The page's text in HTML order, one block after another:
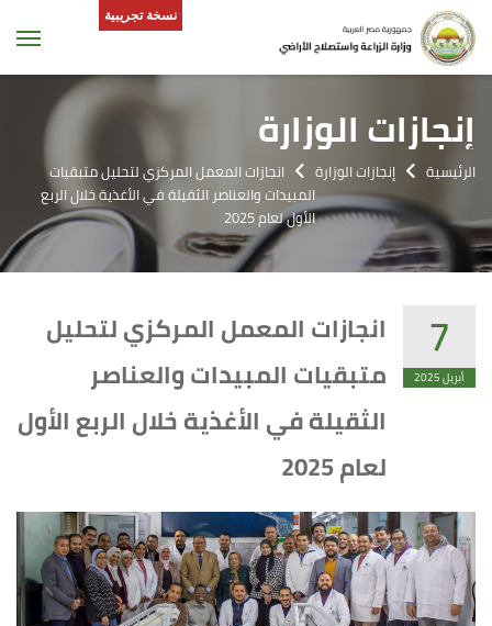
نسخة تجريبية
إنجازات الوزارة
الرئيسية إنجازات الوزارة
انجازات المعمل المركزي لتحليل متبقيات
المبيدات والعناصر الثقيلة في الأغذية خلال الربع
الأول لعام 2025
7
أبريل 2025
انجازات المعمل المركزي لتحليل
متبقيات المبيدات والعناصر
الثقيلة في الأغذية خلال الربع الأول
لعام 2025